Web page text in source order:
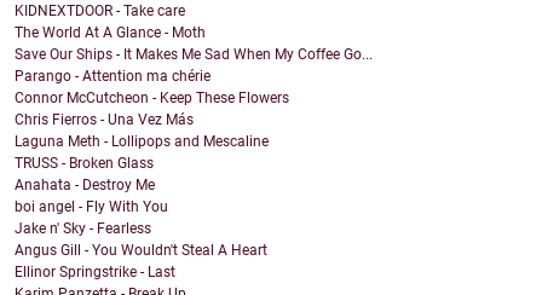
KIDNEXTDOOR - Take care
The World At A Glance - Moth
Save Our Ships - It Makes Me Sad When My Coffee Go...
Parango - Attention ma chérie
Connor McCutcheon - Keep These Flowers
Chris Fierros - Una Vez Más
Laguna Meth - Lollipops and Mescaline
TRUSS - Broken Glass
Anahata - Destroy Me
boi angel - Fly With You
Jake n' Sky - Fearless
Angus Gill - You Wouldn't Steal A Heart
Ellinor Springstrike - Last